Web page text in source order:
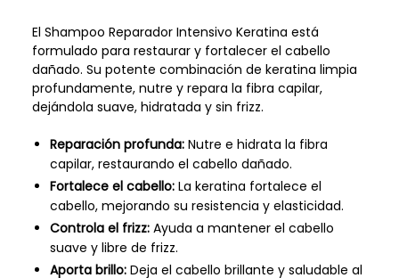
El Shampoo Reparador Intensivo Keratina está
formulado para restaurar y fortalecer el cabello
dañado. Su potente combinación de keratina limpia
profundamente, nutre y repara la fibra capilar,
dejándola suave, hidratada y sin frizz.
Reparación profunda:Nutre e hidrata la fibra
capilar, restaurando el cabello dañado.
Fortalece el cabello:La keratina fortalece el
cabello, mejorando su resistencia y elasticidad.
Controla el frizz:Ayuda a mantener el cabello
suave y libre de frizz.
Aporta brillo:Deja el cabello brillante y saludable al